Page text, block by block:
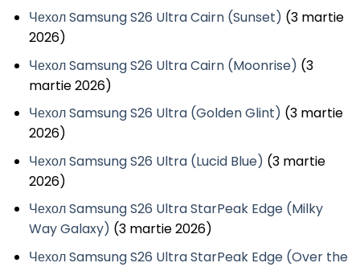
Чехол Samsung S26 Ultra Cairn (Sunset) (3 martie
2026)
Чехол Samsung S26 Ultra Cairn (Moonrise) (3
martie 2026)
Чехол Samsung S26 Ultra (Golden Glint) (3 martie
2026)
Чехол Samsung S26 Ultra (Lucid Blue) (3 martie
2026)
Чехол Samsung S26 Ultra StarPeak Edge (Milky
Way Galaxy) (3 martie 2026)
Чехол Samsung S26 Ultra StarPeak Edge (Over the